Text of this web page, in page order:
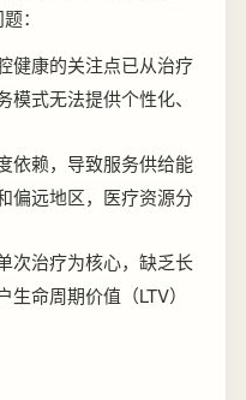
：
健康的关注点已从治疗
式无法提供个性化、
依赖，导致服务供给能
偏远地区，医疗资源分
次治疗为核心，缺乏长
命周期价值（LTV）